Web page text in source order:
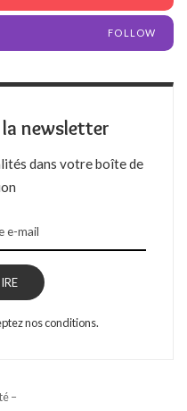
FOLLOW
newsletter
dans votre boîte de
nos conditions.
–